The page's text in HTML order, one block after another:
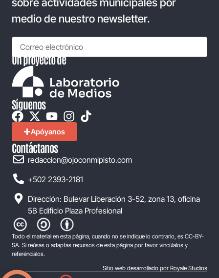
medio de nuestro newsletter.
Un proyecto de
Síguenos
Apóyanos
Contáctanos
redaccion@ojoconmipisto.com
+502 2393-2181
Dirección: Bulevar Liberación 3-52, zona 13, oficina
5B Edificio Plaza Profesional
Todo el material en esta página, cuando no se indique lo contrario, es CC-BY-
SA. Si reúsas o adaptas recursos de esta página por favor vincúlalos y
referéncialos.
Sitio web desarrollado por Royale Studios